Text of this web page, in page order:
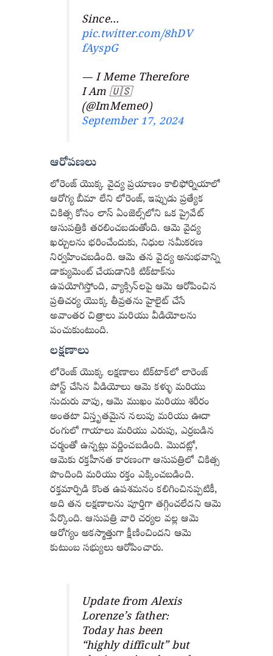
Since…
pic.twitter.com/8hDV
fAyspG
— I Meme Therefore
I Am 🇺🇸
(@ImMeme0)
September 17, 2024
ఆరోపణలు
లోరెంజ్ యొక్క వైద్య ప్రయాణం కాలిఫోర్నియాలో
ఆరోగ్య బీమా లేని లోరెంజ్, ఇప్పుడు ప్రత్యేక
చికిత్స కోసం లాస్ ఏంజెల్స్‌లోని ఒక ప్రైవేట్
ఆసుపత్రికి తరలించబడుతోంది. ఆమె వైద్య
ఖర్చులను భరించేందుకు, నిధుల సమీకరణ
నిర్వహించబడింది. ఆమె తన వైద్య అనుభవాన్ని
డాక్యుమెంట్ చేయడానికి టిక్‌టాక్‌ను
ఉపయోగిస్తోంది, వ్యాక్సిన్‌లపై ఆమె ఆరోపించిన
ప్రతిచర్య యొక్క తీవ్రతను హైలైట్ చేసే
అవాంతర చిత్రాలు మరియు వీడియోలను
పంచుకుంటుంది.
లక్షణాలు
లోరెంజ్ యొక్క లక్షణాలు టిక్‌టాక్‌లో లారెంజ్
పోస్ట్ చేసిన వీడియోలు ఆమె కళ్ళు మరియు
నుదురు వాపు, ఆమె ముఖం మరియు శరీరం
అంతటా విస్తృతమైన నలుపు మరియు ఊదా
రంగులో గాయాలు మరియు ఎరుపు, ఎర్రబడిన
చర్మంతో ఉన్నట్లు వర్ణించబడింది. మొదట్లో,
ఆమెకు రక్తహీనత కారణంగా ఆసుపత్రిలో చికిత్స
పొందింది మరియు రక్తం ఎక్కించబడింది.
రక్తమార్పిడి కొంత ఉపశమనం కలిగించినప్పటికీ,
అది తన లక్షణాలను పూర్తిగా తగ్గించలేదని ఆమె
పేర్కొంది. ఆసుపత్రి వారి చర్యల వల్ల ఆమె
ఆరోగ్యం అకస్మాత్తుగా క్షీణించిందని ఆమె
కుటుంబ సభ్యులు ఆరోపించారు.
Update from Alexis
Lorenze’s father:
Today has been
“highly difficult” but